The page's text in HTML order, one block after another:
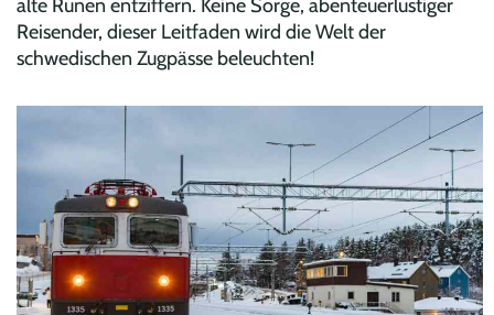
alte Runen entziffern. Keine Sorge, abenteuerlustiger
Reisender, dieser Leitfaden wird die Welt der
schwedischen Zugpässe beleuchten!